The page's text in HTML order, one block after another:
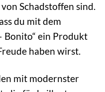
Schadstoffen sind.
du mit dem
Bonito“ ein Produkt
haben wirst.
mit modernster